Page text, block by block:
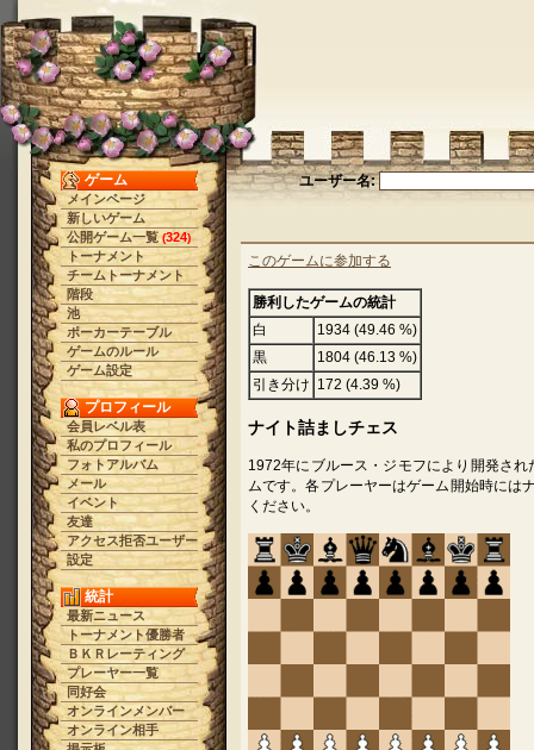
ゲーム
メインページ
新しいゲーム
公開ゲーム一覧 (324)
トーナメント
チームトーナメント
階段
池
ポーカーテーブル
ゲームのルール
ゲーム設定
プロフィール
会員レベル表
私のプロフィール
フォトアルバム
メール
イベント
友達
アクセス拒否ユーザー
設定
統計
最新ニュース
トーナメント優勝者
ＢＫＲレーティング
プレーヤー一覧
同好会
オンラインメンバー
オンライン相手
ユーザー名:
このゲームに参加する
勝利したゲームの統計
白
1934 (49.46 %)
黒
1804 (46.13 %)
引き分け 172 (4.39 %)
ナイト詰ましチェス
1972年にブルース・ジモフにより開発さ
ムです。各プレーヤーはゲーム開始時には
ください。